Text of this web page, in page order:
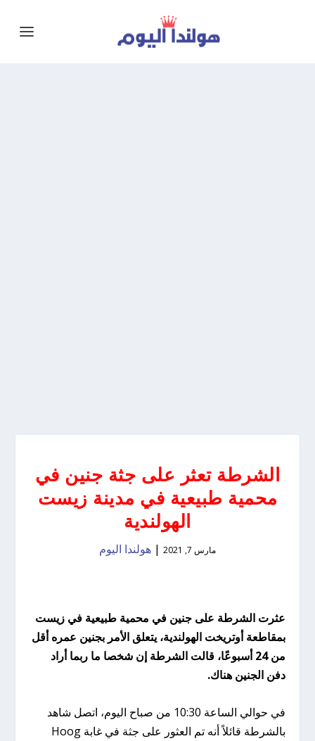
الشرطة تعثر على جثة جنين في
محمية طبيعية في مدينة زيست
الهولندية
مارس 7, 2021 | هولندا اليوم
عثرت الشرطة على جنين في محمية طبيعية في زيست
بمقاطعة أوتريخت الهولندية، يتعلق الأمر بجنين عمره أقل
من 24 أسبوعًا، قالت الشرطة إن شخصا ما ربما أراد
دفن الجنين هناك.
في حوالي الساعة 10:30 من صباح اليوم، اتصل شاهد
بالشرطة قائلاً أنه تم العثور على جثة في غابة Hoog